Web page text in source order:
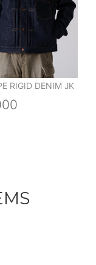
RIGID DENIM JK